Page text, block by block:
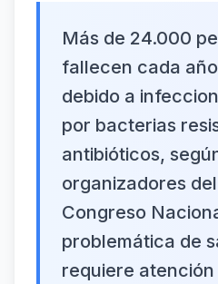
Más de 24.000
fallecen cada
debido a
por bacterias
antibióticos,
organizadores
Congreso
problemática de
requiere